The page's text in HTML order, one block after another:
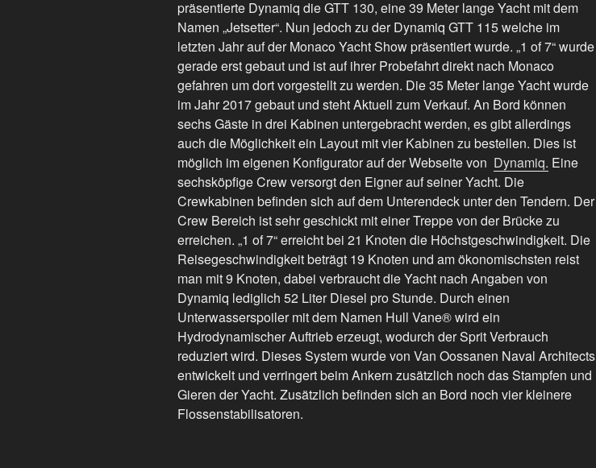
präsentierte Dynamiq die GTT 130, eine 39 Meter lange Yacht mit dem
Namen „Jetsetter“. Nun jedoch zu der Dynamiq GTT 115 welche im
letzten Jahr auf der Monaco Yacht Show präsentiert wurde. „1 of 7“ wurde
gerade erst gebaut und ist auf ihrer Probefahrt direkt nach Monaco
gefahren um dort vorgestellt zu werden. Die 35 Meter lange Yacht wurde
im Jahr 2017 gebaut und steht Aktuell zum Verkauf. An Bord können
sechs Gäste in drei Kabinen untergebracht werden, es gibt allerdings
auch die Möglichkeit ein Layout mit vier Kabinen zu bestellen. Dies ist
möglich im eigenen Konfigurator auf der Webseite von Dynamiq. Eine
sechsköpfige Crew versorgt den Eigner auf seiner Yacht. Die
Crewkabinen befinden sich auf dem Unterendeck unter den Tendern. Der
Crew Bereich ist sehr geschickt mit einer Treppe von der Brücke zu
erreichen. „1 of 7“ erreicht bei 21 Knoten die Höchstgeschwindigkeit. Die
Reisegeschwindigkeit beträgt 19 Knoten und am ökonomischsten reist
man mit 9 Knoten, dabei verbraucht die Yacht nach Angaben von
Dynamiq lediglich 52 Liter Diesel pro Stunde. Durch einen
Unterwasserspoiler mit dem Namen Hull Vane® wird ein
Hydrodynamischer Auftrieb erzeugt, wodurch der Sprit Verbrauch
reduziert wird. Dieses System wurde von Van Oossanen Naval Architects
entwickelt und verringert beim Ankern zusätzlich noch das Stampfen und
Gieren der Yacht. Zusätzlich befinden sich an Bord noch vier kleinere
Flossenstabilisatoren.